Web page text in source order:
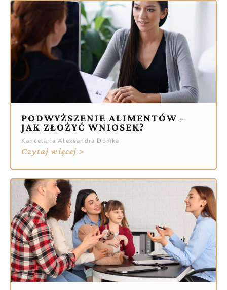
PODWYŻSZENIE ALIMENTÓW –
JAK ZŁOŻYĆ WNIOSEK?
Kancelaria Aleksandra Domka
Czytaj więcej >